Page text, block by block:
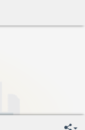
Федерации
РФ
от фашистской